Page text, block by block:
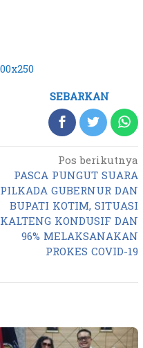
SEBARKAN
Pos berikutnya
PASCA PUNGUT SUARA
PILKADA GUBERNUR DAN
BUPATI KOTIM, SITUASI
KALTENG KONDUSIF DAN
96% MELAKSANAKAN
PROKES COVID-19